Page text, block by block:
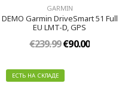
GARMIN
DEMO Garmin DriveSmart 51 Full
EU LMT-D, GPS
€239.99€90.00
ЕСТЬ НА СКЛАДЕ